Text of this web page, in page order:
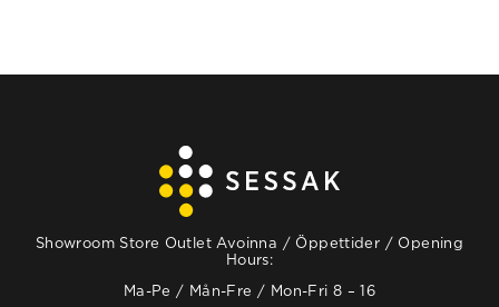
Showroom Store Outlet Avoinna / Öppettider / Opening
Hours:
Ma-Pe / Mån-Fre / Mon-Fri 8 – 16